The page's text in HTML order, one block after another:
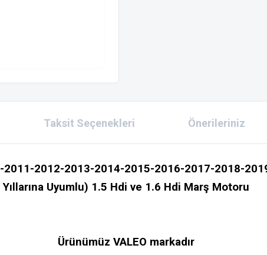
Taksit Seçenekleri Önerileriniz
2012-2013-2014-2015-2016-2017-2018-
Yıllarına Uyumlu) 1.5 Hdi ve 1.6 Hdi Marş Motoru
Ürünümüz VALEO markadır